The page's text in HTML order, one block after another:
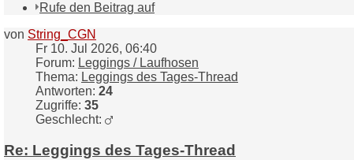
Rufe den Beitrag auf
von String_CGN
Fr 10. Jul 2026, 06:40
Forum: Leggings / Laufhosen
Thema: Leggings des Tages-Thread
Antworten: 24
Zugriffe: 35
Geschlecht:
Re: Leggings des Tages-Thread